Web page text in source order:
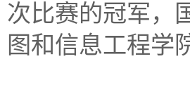
次比赛的冠军，
图和信息工程学